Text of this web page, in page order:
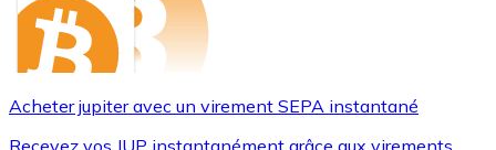
Acheter jupiter avec un virement SEPA instantané
Recevez vos JUP instantanément grâce aux virements